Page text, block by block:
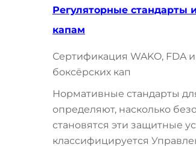
Регуляторные стандарты
капам
Сертификация WAKO, FDA
боксёрских кап
Нормативные стандарты
определяют, насколько
становятся эти защитные
классифицируется